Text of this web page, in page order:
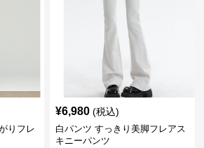
りフレ
¥6,980 (税込)
白パンツ すっきり美脚フレアス
キニーパンツ